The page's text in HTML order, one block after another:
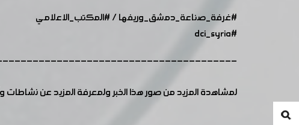
#غرفة_صناعة_دمشق_وريفها/#المكتب_الاعلامي
#dci_syria
لمشاهدة المزيد من صور هذا الخبر ولمعرفة المزيد عن